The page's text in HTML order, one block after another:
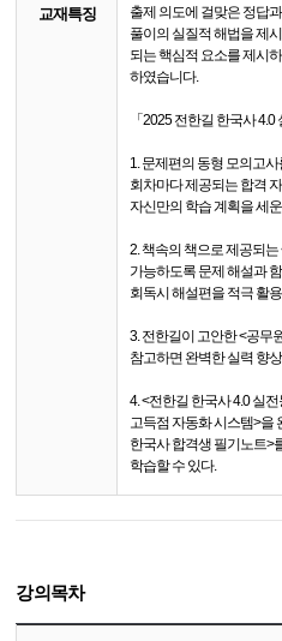
교재특징
출제 의도에 걸맞은 정답
풀이의 실질적 해법을 제
되는 핵심적 요소를 제시
하였습니다.
「2025 전한길 한국사
1. 문제편의 동형 모의고
회차마다 제공되는 합격
자신만의 학습 계획을 세
2. 책속의 책으로 제공되
가능하도록 문제 해설과
회독시 해설편을 적극 활
3. 전한길이 고안한 <공무
참고하면 완벽한 실력 향
4. <전한길 한국사 4.0 실
고득점 자동화 시스템>을
한국사 합격생 필기노트>
학습할 수 있다.
강의목차